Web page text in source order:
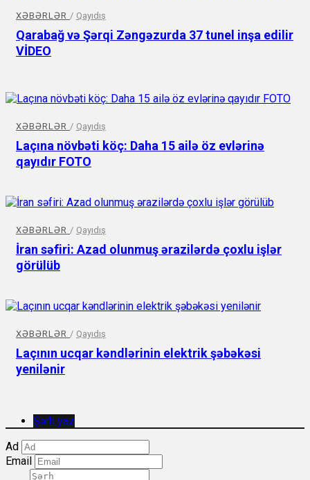
XƏBƏRLƏR / Qayıdış
Qarabağ və Şərqi Zəngəzurda 37 tunel inşa edilir
VİDEO
XƏBƏRLƏR / Qayıdış
Laçına növbəti köç: Daha 15 ailə öz evlərinə
qayıdır FOTO
XƏBƏRLƏR / Qayıdış
İran səfiri: Azad olunmuş ərazilərdə çoxlu işlər
görülüb
XƏBƏRLƏR / Qayıdış
Laçının ucqar kəndlərinin elektrik şəbəkəsi
yenilənir
Şərh yaz
Ad
Email